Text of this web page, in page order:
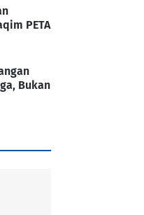
PETA
Bukan